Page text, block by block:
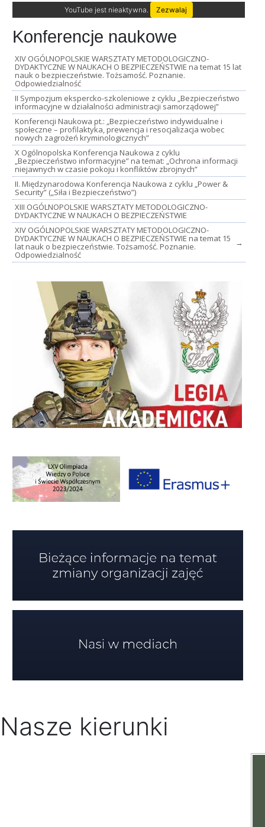
YouTube jest nieaktywna. Zezwalaj
Konferencje naukowe
XIV OGÓLNOPOLSKIE WARSZTATY METODOLOGICZNO-
DYDAKTYCZNE W NAUKACH O BEZPIECZEŃSTWIE na temat 15 lat
nauk o bezpieczeństwie. Tożsamość. Poznanie.
Odpowiedzialność
II Sympozjum ekspercko-szkoleniowe z cyklu „Bezpieczeństwo
informacyjne w działalności administracji samorządowej”
Konferencji Naukowa pt.: „Bezpieczeństwo indywidualne i
społeczne – profilaktyka, prewencja i resocjalizacja wobec
nowych zagrożeń kryminologicznych”
X Ogólnopolska Konferencja Naukowa z cyklu
„Bezpieczeństwo informacyjne” na temat: „Ochrona informacji
niejawnych w czasie pokoju i konfliktów zbrojnych”
II. Międzynarodowa Konferencja Naukowa z cyklu „Power &
Security” („Siła i Bezpieczeństwo”)
XIII OGÓLNOPOLSKIE WARSZTATY METODOLOGICZNO-
DYDAKTYCZNE W NAUKACH O BEZPIECZEŃSTWIE
XIV OGÓLNOPOLSKIE WARSZTATY METODOLOGICZNO-
DYDAKTYCZNE W NAUKACH O BEZPIECZEŃSTWIE na temat 15
lat nauk o bezpieczeństwie. Tożsamość. Poznanie.
Odpowiedzialność
→
Nasze kierunki